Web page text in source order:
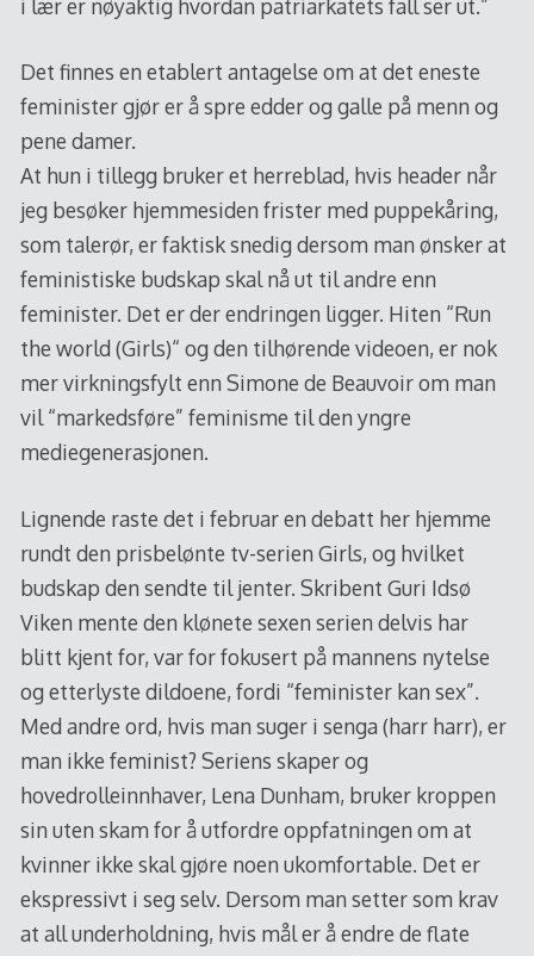
i lær er nøyaktig hvordan patriarkatets fall ser ut.”
Det finnes en etablert antagelse om at det eneste
feminister gjør er å spre edder og galle på menn og
pene damer.
At hun i tillegg bruker et herreblad, hvis header når
jeg besøker hjemmesiden frister med puppekåring,
som talerør, er faktisk snedig dersom man ønsker at
feministiske budskap skal nå ut til andre enn
feminister. Det er der endringen ligger. Hiten “Run
the world (Girls)“ og den tilhørende videoen, er nok
mer virkningsfylt enn Simone de Beauvoir om man
vil “markedsføre” feminisme til den yngre
mediegenerasjonen.
Lignende raste det i februar en debatt her hjemme
rundt den prisbelønte tv-serien Girls, og hvilket
budskap den sendte til jenter. Skribent Guri Idsø
Viken mente den klønete sexen serien delvis har
blitt kjent for, var for fokusert på mannens nytelse
og etterlyste dildoene, fordi “feminister kan sex”.
Med andre ord, hvis man suger i senga (harr harr), er
man ikke feminist? Seriens skaper og
hovedrolleinnhaver, Lena Dunham, bruker kroppen
sin uten skam for å utfordre oppfatningen om at
kvinner ikke skal gjøre noen ukomfortable. Det er
ekspressivt i seg selv. Dersom man setter som krav
at all underholdning, hvis mål er å endre de flate